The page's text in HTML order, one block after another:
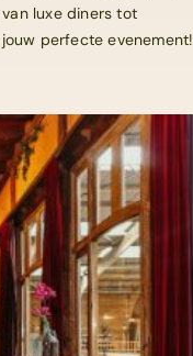
luxe diners tot
perfecte evenement!